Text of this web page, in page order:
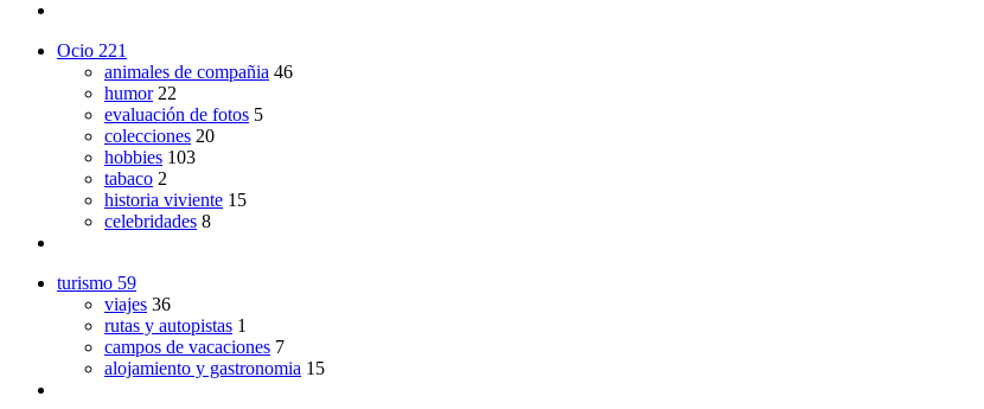
Ocio 221
animales de compañia 46
humor 22
evaluación de fotos 5
colecciones 20
hobbies 103
tabaco 2
historia viviente 15
celebridades 8
turismo 59
viajes 36
rutas y autopistas 1
campos de vacaciones 7
alojamiento y gastronomia 15